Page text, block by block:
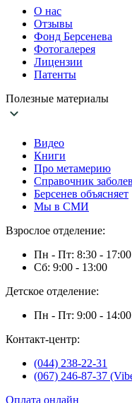
О нас
Отзывы
Фонд Берсенева
Фотогалерея
Лицензии
Патенты
Полезные материалы
Видео
Книги
Про метамерию
Справочник
Берсенев объясняет
Мы в СМИ
Взрослое отделение:
Пн - Пт: 8:30 - 17:00
Сб: 9:00 - 13:00
Детское отделение:
Пн - Пт: 9:00 - 14:00
Контакт-центр:
(044) 238-22-31
(067) 246-87-37
Оплата онлайн